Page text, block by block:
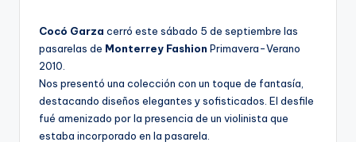
Cocó Garza cerró este sábado 5 de septiembre las
pasarelas de Monterrey Fashion Primavera-Verano
2010.
Nos presentó una colección con un toque de fantasí­a,
destacando diseños elegantes y sofisticados. El desfile
fué amenizado por la presencia de un violinista que
estaba incorporado en la pasarela.